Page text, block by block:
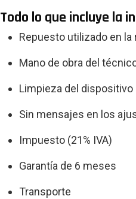
Todo lo que incluye la
Repuesto utilizado en la
Mano de obra del
Limpieza del dispositivo
Sin mensajes en los
Impuesto (21% IVA)
Garantía de 6 meses
Transporte